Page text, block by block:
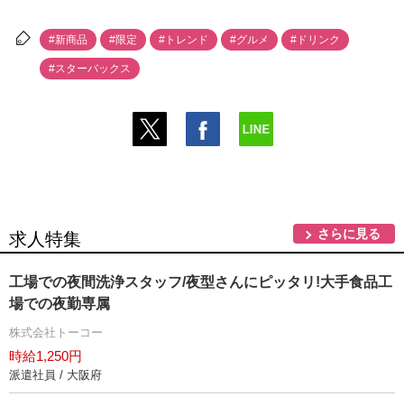
#新商品 #限定 #トレンド #グルメ #ドリンク
#スターバックス
求人特集 さらに見る
工場での夜間洗浄スタッフ/夜型さんにピッタリ!大手食品工
場での夜勤専属
株式会社トーコー
時給1,250円
派遣社員 / 大阪府